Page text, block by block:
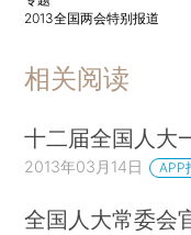
2013全国两会特别报道
相关阅读
十二届全国人大
2013年03月14日 APP
全国人大常委会